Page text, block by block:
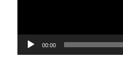
00:00